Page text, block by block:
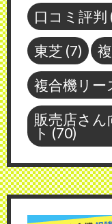
口コミ評判
東芝 (7)
複合機リー
販売店さん
ト (70)